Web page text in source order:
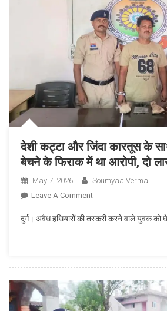
देशी कट्टा और जिंदा कारतूस के
बेचने के फिराक में था आरोपी, दो
May 7, 2026
Soumyaa Verma
Leave A CommentOn
कट्टा
साथ
युवक
दुर्ग। अवैध हथियारों की तस्करी करने वाले युवक को